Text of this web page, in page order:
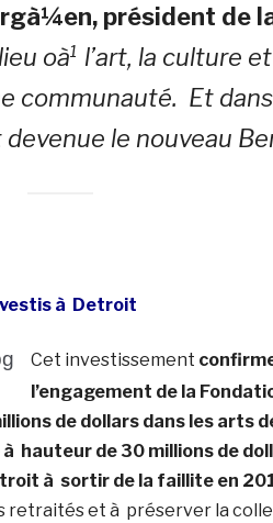
président de
oà¹ l’art, la culture
communauté. Et
le nouveau
à Detroit
Cet investissement
l’engagement de la
de dollars dans les arts
hauteur de 30 millions de
à sortir de la faillite en
retraités et à préserver la